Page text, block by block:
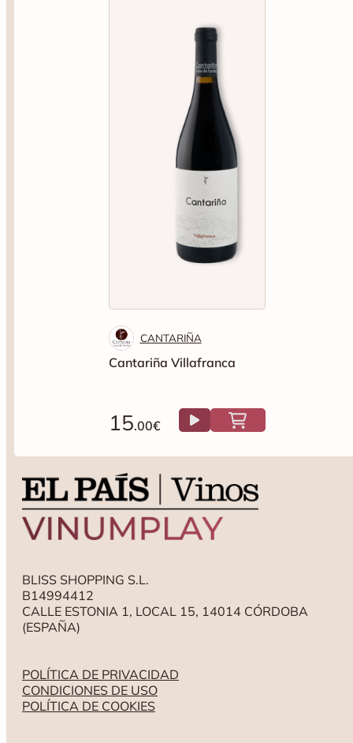
CANTARIÑA
Cantariña Villafranca
15.00€
BLISS SHOPPING S.L.
B14994412
CALLE ESTONIA 1, LOCAL 15, 14014 CÓRDOBA
(ESPAÑA)
POLÍTICA DE PRIVACIDAD
CONDICIONES DE USO
POLÍTICA DE COOKIES